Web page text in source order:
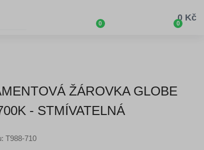
0 0
0 Kč
ŽÁROVKA GLOBE
- STMÍVATELNÁ
T988-710